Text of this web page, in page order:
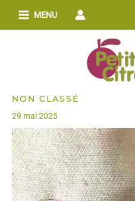
MENU
NON CLASSÉ
29 mai 2025